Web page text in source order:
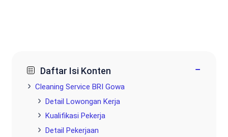
Daftar Isi Konten −
Cleaning Service BRI Gowa
Detail Lowongan Kerja
Kualifikasi Pekerja
Detail Pekerjaan